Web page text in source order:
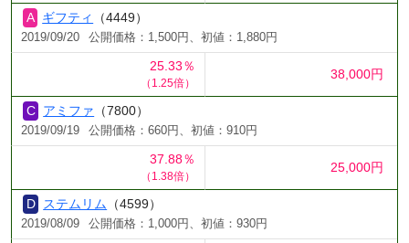
ギフティ （4449）
2019/09/20 公開価格：1,500円、初値：1,880円
25.33％
（1.25倍）
38,000円
アミファ （7800）
2019/09/19 公開価格：660円、初値：910円
37.88％
（1.38倍）
25,000円
ステムリム （4599）
2019/08/09 公開価格：1,000円、初値：930円